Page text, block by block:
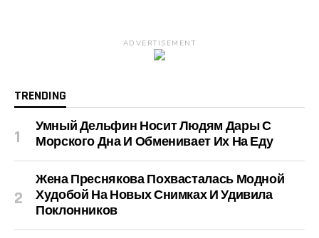
ADVERTISEMENT
TRENDING
Умный Дельфин Носит Людям Дары С
Морского Дна И Обменивает Их На Еду
Жена Преснякова Похвасталась Модной
Худобой На Новых Снимках И Удивила
Поклонников